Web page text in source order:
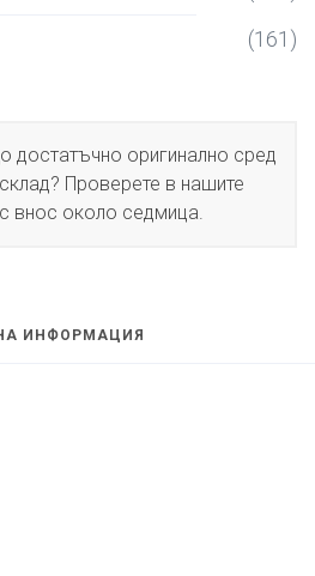
(161)
достатъчно оригинално сред
Проверете в нашите
внос около седмица.
ИНФОРМАЦИЯ